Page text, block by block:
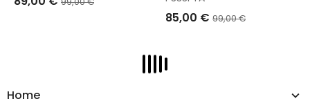
Home
85,00 € 99,00 €